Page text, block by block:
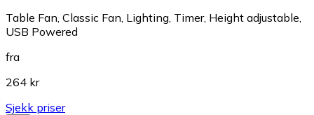
Table Fan, Classic Fan, Lighting, Timer, Height adjustable,
USB Powered
fra
264 kr
Sjekk priser